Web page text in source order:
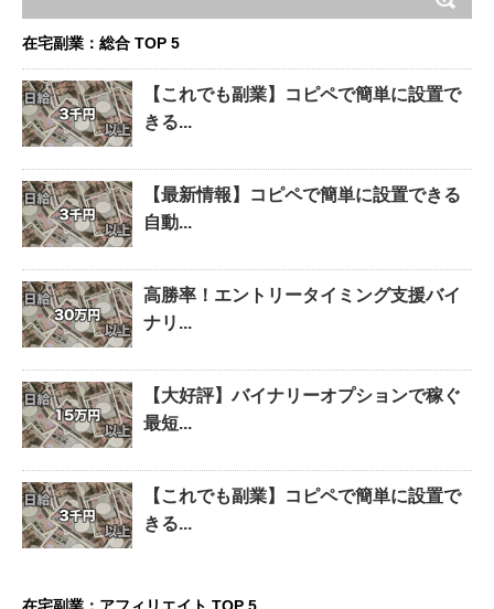
在宅副業：総合 TOP 5
【これでも副業】コピペで簡単に設置で
きる...
【最新情報】コピペで簡単に設置できる
自動...
高勝率！エントリータイミング支援バイ
ナリ...
【大好評】バイナリーオプションで稼ぐ
最短...
【これでも副業】コピペで簡単に設置で
きる...